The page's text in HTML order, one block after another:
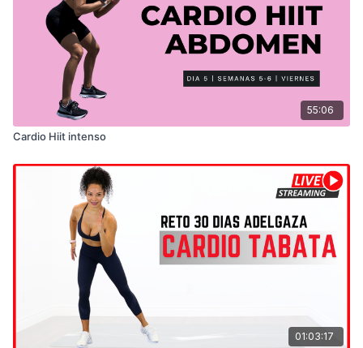
55:06
Cardio Hiit intenso
01:03:17